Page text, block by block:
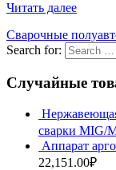
Читать далее
Сварочные
Search for:
Случайные
сварки MIG/
Аппарат
22,151.00₽